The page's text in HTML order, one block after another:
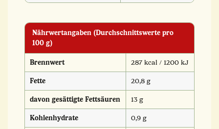
Nährwertangaben (Durchschnittswerte pro
100 g)
Brennwert 287 kcal / 1200 kJ
Fette 20,8 g
davon gesättigte Fettsäuren 13 g
Kohlenhydrate 0,9 g